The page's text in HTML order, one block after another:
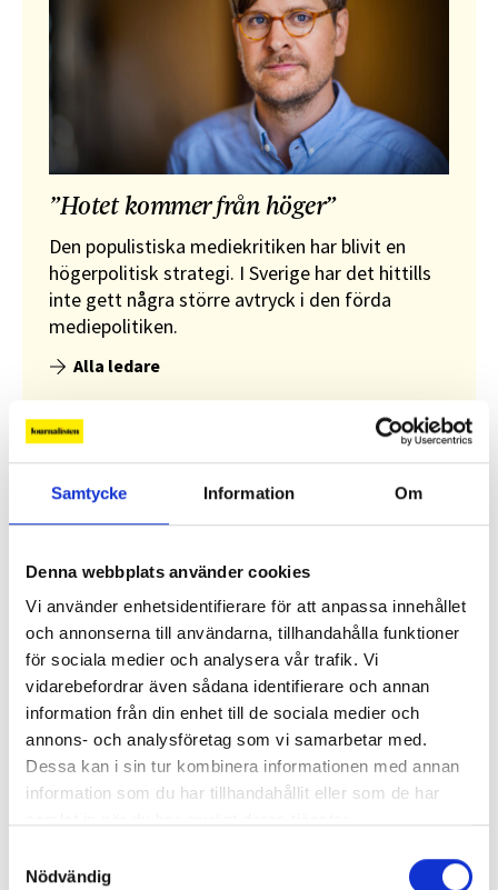
Samtycke Information Om
Denna webbplats använder cookies
Vi använder enhetsidentifierare för att anpassa innehållet
och annonserna till användarna, tillhandahålla funktioner
för sociala medier och analysera vår trafik. Vi
vidarebefordrar även sådana identifierare och annan
information från din enhet till de sociala medier och
annons- och analysföretag som vi samarbetar med.
Dessa kan i sin tur kombinera informationen med annan
information som du har tillhandahållit eller som de har
Nödvändig
”Hotet kommer från höger”
Den populistiska mediekritiken har blivit en
högerpolitisk strategi. I Sverige har det hittills
inte gett några större avtryck i den förda
mediepolitiken.
Alla ledare
Debatt
Replik: ”Sociala medier kan räknas som kritisk
infrastruktur”
Instagram för att nå hela befolkningen”
”Public service behöver återta ägandet från
techjättarna”
Replik: ”Tv-mediet har svårare att bära verklig
komplexitet – men när det lyckas är det magiskt”